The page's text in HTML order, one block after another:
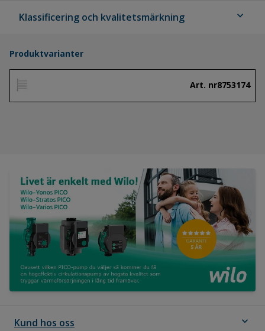
Klassificering och kvalitetsmärkning expand_more
Produktvarianter
Art. nr8753174
Kund hos oss expand_more